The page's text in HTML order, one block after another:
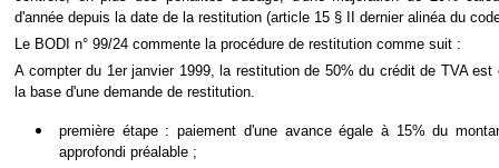
d'année depuis la date de la restitution (article 15 § II dernier alinéa du
Le BODI n° 99/24 commente la procédure de restitution comme suit :
A compter du 1er janvier 1999, la restitution de 50% du crédit de TVA est
la base d'une demande de restitution.
première étape : paiement d'une avance égale à 15% du
approfondi préalable ;